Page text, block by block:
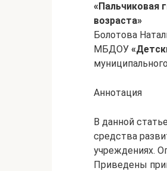
«Пальчиковая
возраста»
Болотова
МБДОУ
Аннотация
В данной
средства
учреждениях.
Приведены